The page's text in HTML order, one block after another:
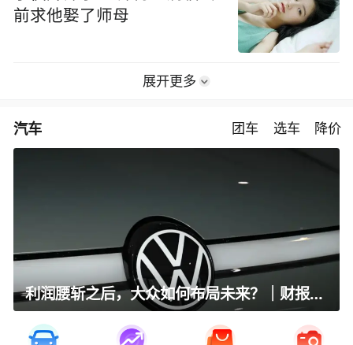
前求他娶了师母
展开更多
汽车 团车 选车 降价
利润腰斩之后，大众如何布局未来？｜财报全视角